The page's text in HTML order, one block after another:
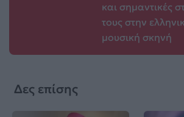
και σημαντικές
τους στην
μουσική σκηνή
Δες επίσης